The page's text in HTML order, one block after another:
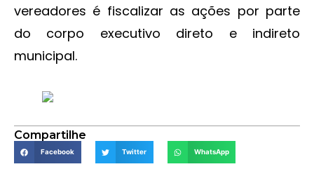
vereadores é fiscalizar as ações por parte
do corpo executivo direto e indireto
municipal.
Compartilhe
Facebook Twitter WhatsApp